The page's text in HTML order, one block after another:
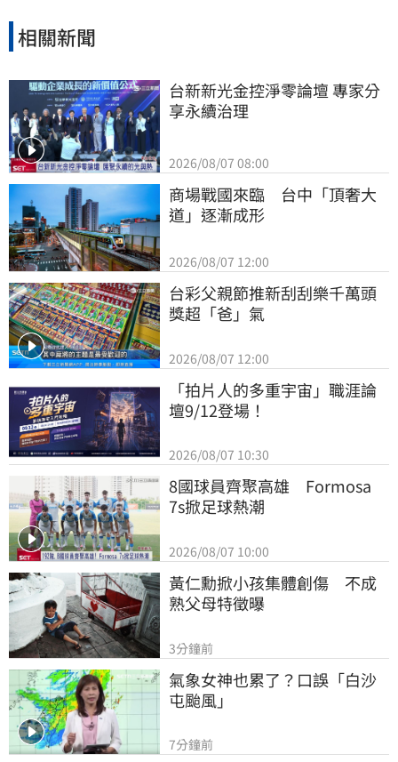
相關新聞
台新新光金控淨零論壇 專家分
享永續治理
2026/08/07 08:00
商場戰國來臨　台中「頂奢大
道」逐漸成形
2026/08/07 12:00
台彩父親節推新刮刮樂千萬頭
獎超「爸」氣
2026/08/07 12:00
「拍片人的多重宇宙」職涯論
壇9/12登場！
2026/08/07 10:30
8國球員齊聚高雄　Formosa
7s掀足球熱潮
2026/08/07 10:00
黃仁勳掀小孩集體創傷　不成
熟父母特徵曝
3分鐘前
氣象女神也累了？口誤「白沙
屯颱風」
7分鐘前